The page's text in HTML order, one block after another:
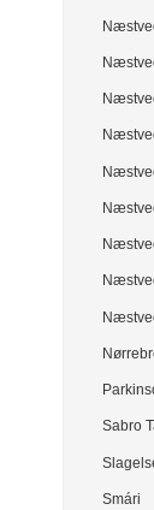
Sabro
Smári